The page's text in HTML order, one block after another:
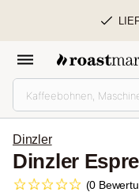
Dinzler
Dinzler
(0